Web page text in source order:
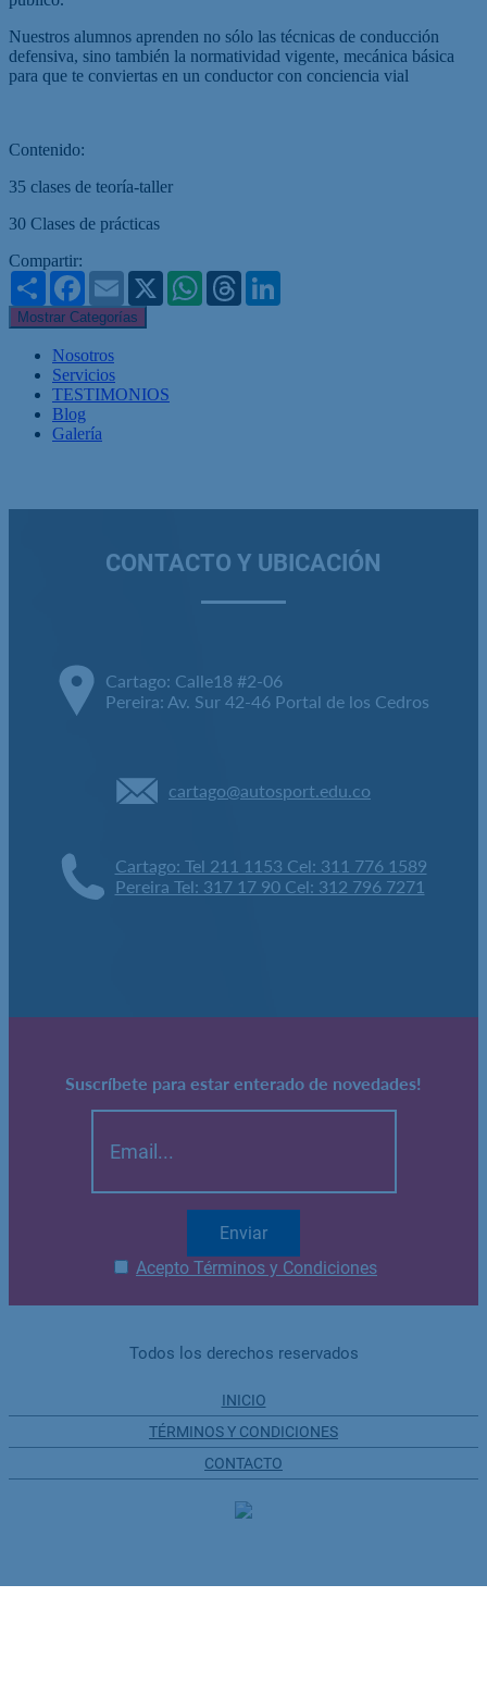
Nuestros alumnos aprenden no sólo las técnicas de conducción
defensiva, sino también la normatividad vigente, mecánica básica
para que te conviertas en un conductor con conciencia vial
Contenido:
35 clases de teoría-taller
30 Clases de prácticas
Compartir:
Share Facebook
Email X WhatsAppThreads
Mostrar Categorías
Nosotros
Servicios
TESTIMONIOS
Blog
Galería
CONTACTO Y UBICACIÓN
Cartago: Calle18 #2-06
Pereira: Av. Sur 42-46 Portal de los Cedros
cartago@autosport.edu.co
Cartago: Tel 211 1153 Cel: 311 776 1589
Pereira Tel: 317 17 90 Cel: 312 796 7271
Suscríbete para estar enterado de novedades!
Enviar
Acepto Términos y Condiciones
Todos los derechos reservados
INICIO
TÉRMINOS Y CONDICIONES
CONTACTO